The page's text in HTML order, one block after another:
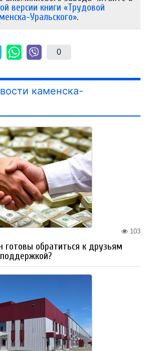
версии книги «Трудовой
Уральского».
0
каменска-
103
готовы обратиться к друзьям